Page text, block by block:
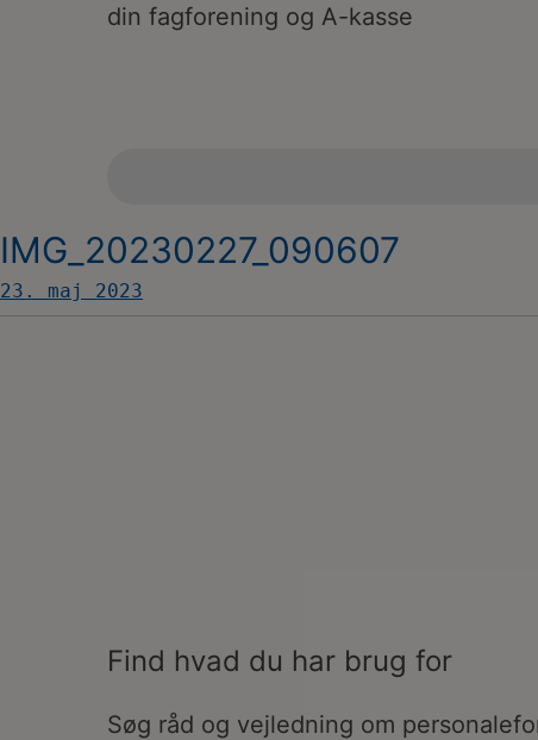
din fagforening og A-kasse
IMG_20230227_090607
23. maj 2023
Find hvad du har brug for
Søg råd og vejledning om